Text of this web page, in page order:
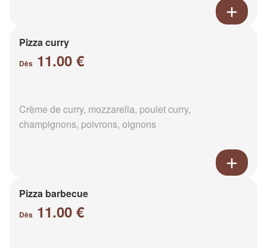
Pizza curry
Dès 11.00 €
Crème de curry, mozzarella, poulet curry,
champignons, poivrons, oignons
Pizza barbecue
Dès 11.00 €